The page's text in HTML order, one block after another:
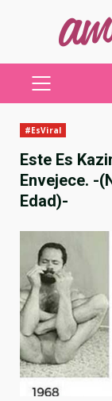
MENÚ
#EsViral
Este Es
Envejece. -
Edad)-